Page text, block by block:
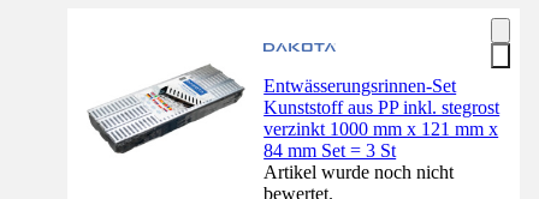
Entwässerungsrinnen-Set
Kunststoff aus PP inkl. stegrost
verzinkt 1000 mm x 121 mm x
84 mm Set = 3 St
Artikel wurde noch nicht
bewertet.